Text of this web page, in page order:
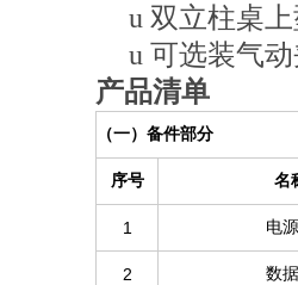
u 双立柱桌
u 可选装气
产品清单
（一）备件部分
序号 名
1 电
2 数